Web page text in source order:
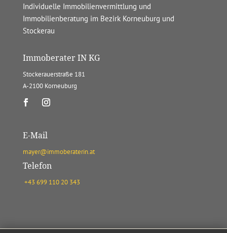
Individuelle Immobilienvermittlung und
Immobilienberatung im Bezirk Korneuburg und
Stockerau
Immoberater IN KG
Stockerauerstraße 181
A-2100 Korneuburg
E-Mail
mayer@immoberaterin.at
Telefon
+43 699 110 20 343